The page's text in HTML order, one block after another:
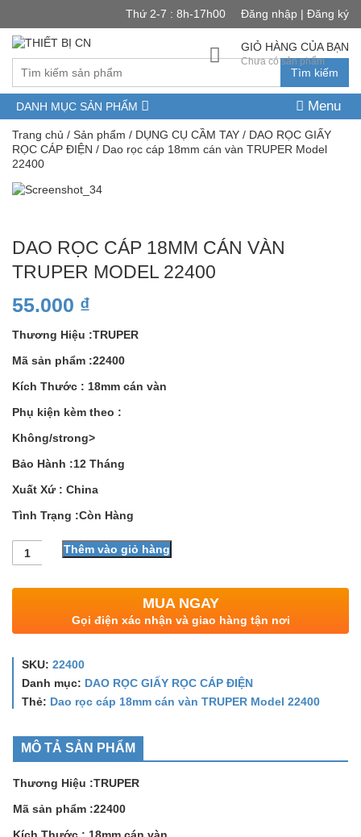
Thứ 2-7 : 8h-17h00 Đăng nhập | Đăng ký
Tìm kiếm
GIỎ HÀNG CỦA BẠN
Chưa có sản phẩm
DANH MỤC SẢN PHẨM Menu
Trang chủ / Sản phẩm / DỤNG CỤ CẦM TAY / DAO RỌC GIẤY
RỌC CÁP ĐIỆN / Dao rọc cáp 18mm cán vàn TRUPER Model
22400
DAO RỌC CÁP 18MM CÁN VÀN
TRUPER MODEL 22400
55.000 ₫
Thương Hiệu :TRUPER
Mã sản phẩm :22400
Kích Thước : 18mm cán vàn
Phụ kiện kèm theo :
Không/strong>
Bảo Hành :12 Tháng
Xuất Xứ : China
Tình Trạng :Còn Hàng
Số
lượng
Thêm vào giỏ hàng
MUA NGAY
Gọi điện xác nhận và giao hàng tận nơi
SKU: 22400
Danh mục: DAO RỌC GIẤY RỌC CÁP ĐIỆN
Thẻ: Dao rọc cáp 18mm cán vàn TRUPER Model 22400
MÔ TẢ SẢN PHẨM
Thương Hiệu :TRUPER
Mã sản phẩm :22400